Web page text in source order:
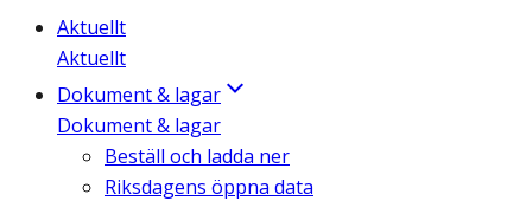
Aktuellt
Aktuellt
Dokument & lagar
Dokument & lagar
Beställ och ladda ner
Riksdagens öppna data